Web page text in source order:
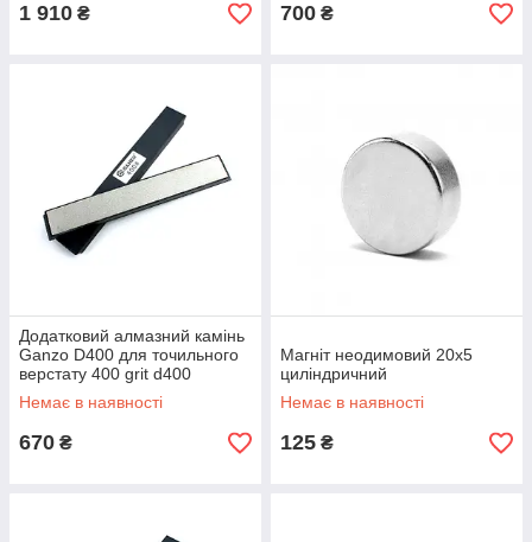
1 910 ₴ 700 ₴
Додатковий алмазний камінь
Ganzo D400 для точильного
верстату 400 grit d400
Немає в наявності
670 ₴
Магніт неодимовий 20х5
циліндричний
Немає в наявності
125 ₴